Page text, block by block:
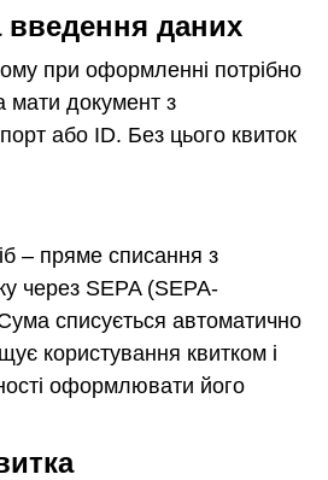
введення даних
при оформленні потрібно
мати документ з
або ID. Без цього квиток
– пряме списання з
через SEPA (SEPA-
списується автоматично
користування квитком і
оформлювати його